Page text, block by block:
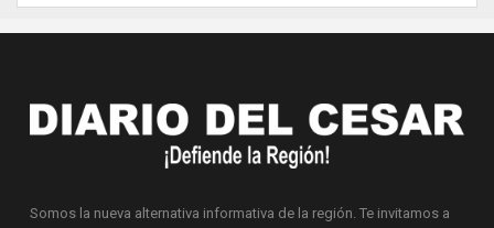
Somos la nueva alternativa informativa de la región. Te invitamos a